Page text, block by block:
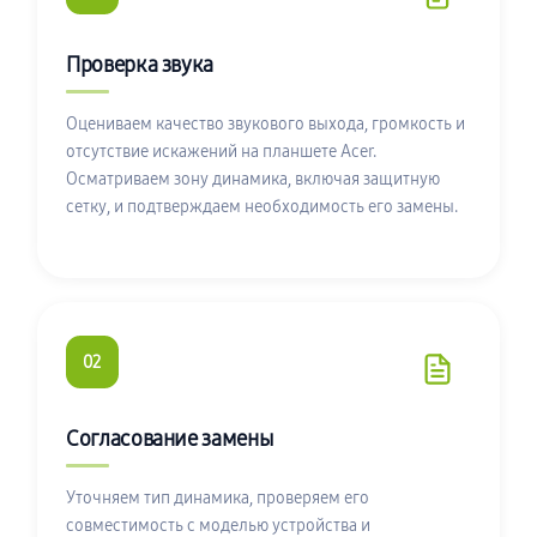
Проверка звука
Оцениваем качество звукового выхода, громкость и
отсутствие искажений на планшете Acer.
Осматриваем зону динамика, включая защитную
сетку, и подтверждаем необходимость его замены.
02
Согласование замены
Уточняем тип динамика, проверяем его
совместимость с моделью устройства и